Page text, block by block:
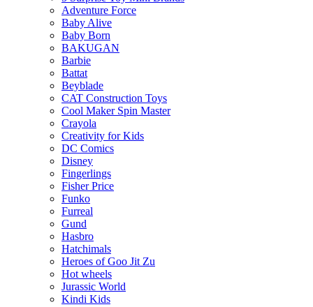
Adventure Force
Baby Alive
Baby Born
BAKUGAN
Barbie
Battat
Beyblade
CAT Construction Toys
Cool Maker Spin Master
Crayola
Creativity for Kids
DC Comics
Disney
Fingerlings
Fisher Price
Funko
Furreal
Gund
Hasbro
Hatchimals
Heroes of Goo Jit Zu
Hot wheels
Jurassic World
Kindi Kids